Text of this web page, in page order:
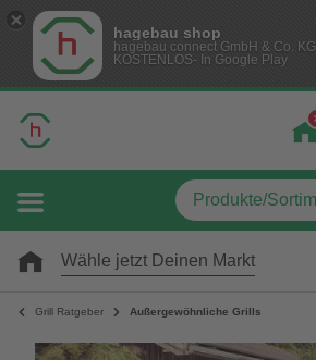
hagebau shop
hagebau connect GmbH & Co. KG
KOSTENLOS- In Google Play
Wähle jetzt Deinen Markt
Grill Ratgeber Außergewöhnliche Grills